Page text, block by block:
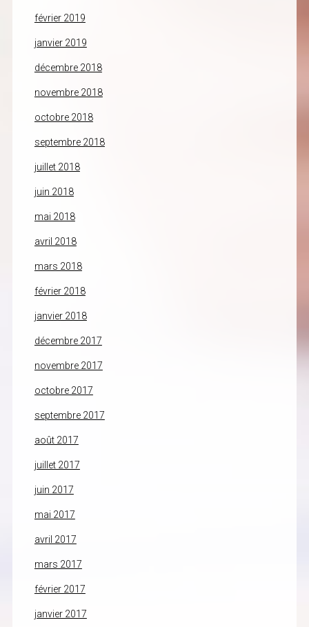
février 2019
janvier 2019
décembre 2018
novembre 2018
octobre 2018
septembre 2018
juillet 2018
juin 2018
mai 2018
avril 2018
mars 2018
février 2018
janvier 2018
décembre 2017
novembre 2017
octobre 2017
septembre 2017
août 2017
juillet 2017
juin 2017
mai 2017
avril 2017
mars 2017
février 2017
janvier 2017